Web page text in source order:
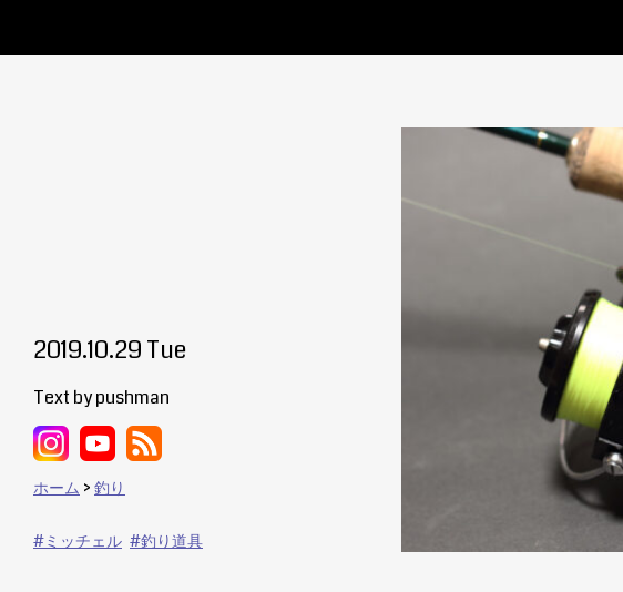
2019.10.29 Tue
Text by pushman
ホーム 釣り
ミッチェル 釣り道具